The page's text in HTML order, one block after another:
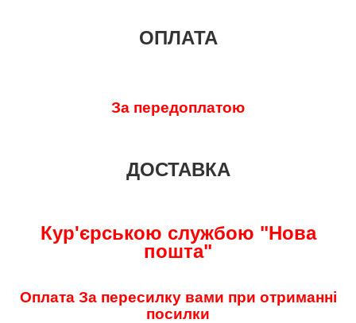
ОПЛАТА
За передоплатою
ДОСТАВКА
Кур'єрською службою "Нова
пошта"
Оплата За пересилку вами при отриманні
посилки